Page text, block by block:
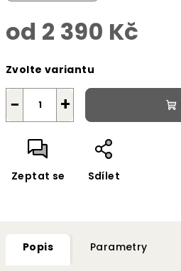
od 2 390 Kč
cena:
Zvolte variantu
+
−
Zeptat se Sdílet
Popis Parametry